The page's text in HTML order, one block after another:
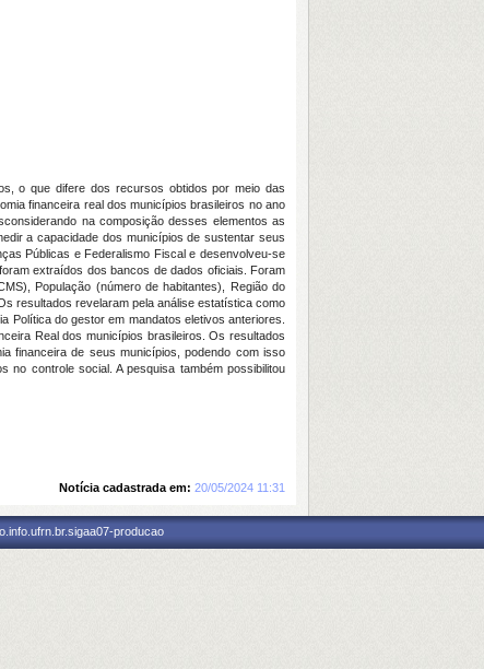
o que difere dos recursos obtidos por meio das
financeira real dos municípios brasileiros no ano
na composição desses elementos as
a capacidade dos municípios de sustentar seus
Públicas e Federalismo Fiscal e desenvolveu-se
extraídos dos bancos de dados oficiais. Foram
População (número de habitantes), Região do
resultados revelaram pela análise estatística como
Política do gestor em mandatos eletivos anteriores.
Real dos municípios brasileiros. Os resultados
financeira de seus municípios, podendo com isso
controle social. A pesquisa também possibilitou
Notícia cadastrada em: 20/05/2024 11:31
producao